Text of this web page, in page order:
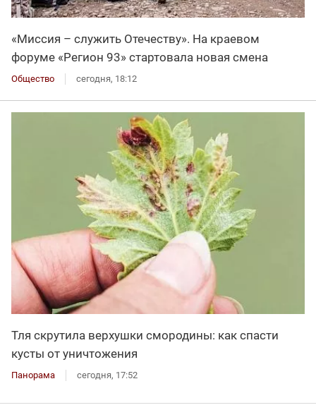
«Миссия – служить Отечеству». На краевом
форуме «Регион 93» стартовала новая смена
Общество сегодня, 18:12
Тля скрутила верхушки смородины: как спасти
кусты от уничтожения
Панорама сегодня, 17:52